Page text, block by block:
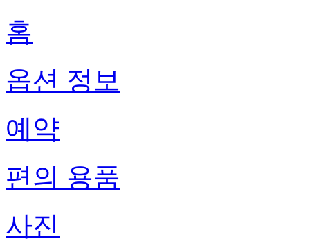
홈
옵션 정보
예약
편의 용품
사진